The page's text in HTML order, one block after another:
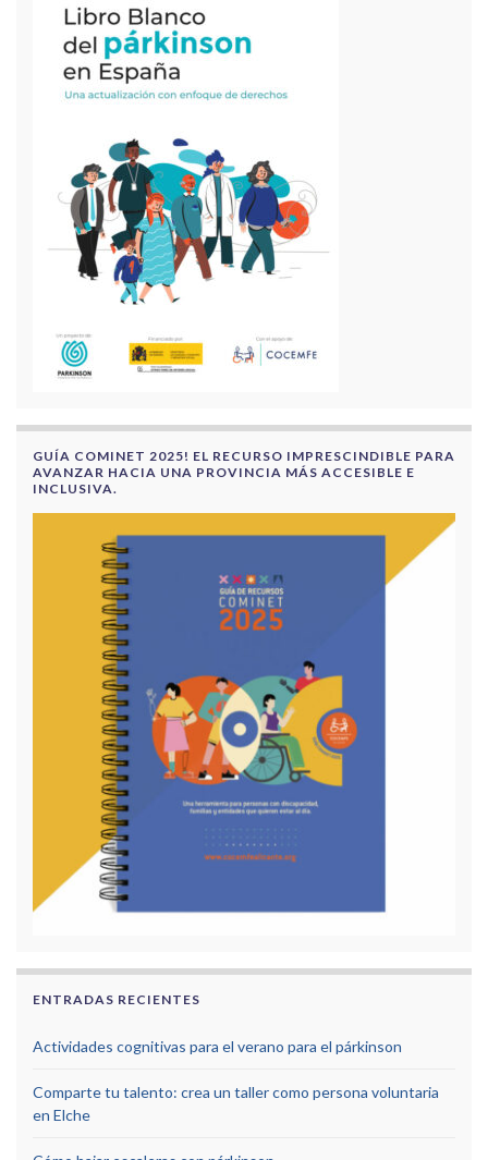
GUÍA COMINET 2025! EL RECURSO IMPRESCINDIBLE PARA
AVANZAR HACIA UNA PROVINCIA MÁS ACCESIBLE E
INCLUSIVA.
ENTRADAS RECIENTES
Actividades cognitivas para el verano para el párkinson
Comparte tu talento: crea un taller como persona voluntaria
en Elche